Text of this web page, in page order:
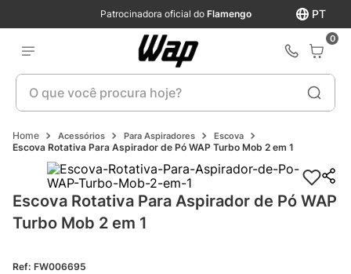
PT
Patrocinadora oficial do Flamengo
0
O que você procura hoje?
Acessórios Para Aspiradores Escova
Escova Rotativa Para Aspirador de Pó WAP Turbo Mob 2 em 1
Escova Rotativa Para Aspirador de Pó WAP
Turbo Mob 2 em 1
Ref: FW006695